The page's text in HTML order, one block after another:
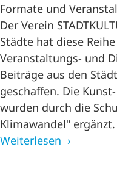
Formate und
Der Verein
Städte hat diese
Veranstaltungs- und
Beiträge aus den
geschaffen. Die
wurden durch die
Klimawandel" ergänzt.
Weiterlesen